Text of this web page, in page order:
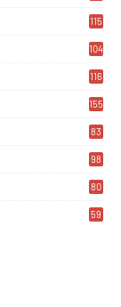
115
104
116
155
83
98
80
59